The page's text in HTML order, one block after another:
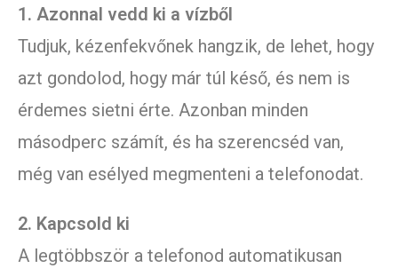
1. Azonnal vedd ki a vízből
Tudjuk, kézenfekvőnek hangzik, de lehet, hogy
azt gondolod, hogy már túl késő, és nem is
érdemes sietni érte. Azonban minden
másodperc számít, és ha szerencséd van,
még van esélyed megmenteni a telefonodat.
2. Kapcsold ki
A legtöbbször a telefonod automatikusan